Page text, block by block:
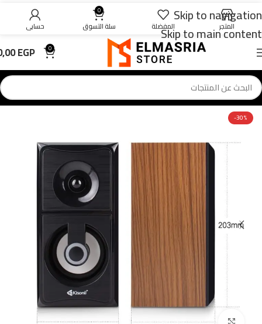
Skip to navigation
Skip to main content
0
EGP
-30%
المتجر المفضلة
0
سلة التسوق حسابي